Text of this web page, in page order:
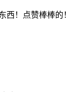
西！点赞棒棒的！